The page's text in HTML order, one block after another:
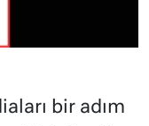
bir adım